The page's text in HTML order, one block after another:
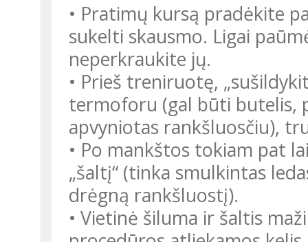
• Pratimų kursą pradėkite
sukelti skausmo. Ligai
neperkraukite jų.
• Prieš treniruotę,
termoforu (gal būti butelis,
apvyniotas rankšluosčiu),
• Po mankštos tokiam pat
„šaltį“ (tinka smulkintas
drėgną rankšluostį).
• Vietinė šiluma ir šaltis